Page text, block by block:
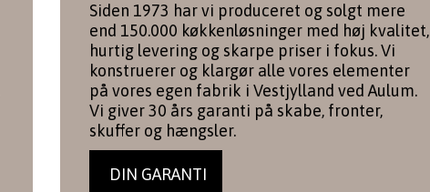
Siden 1973 har vi produceret og solgt mere
end 150.000 køkkenløsninger med høj kvalitet,
hurtig levering og skarpe priser i fokus. Vi
konstruerer og klargør alle vores elementer
på vores egen fabrik i Vestjylland ved Aulum.
Vi giver 30 års garanti på skabe, fronter,
skuffer og hængsler.
DIN GARANTI